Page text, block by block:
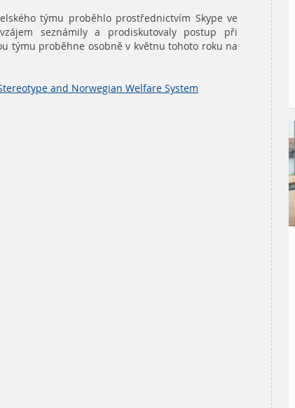
týmu proběhlo prostřednictvím Skype ve
seznámily a prodiskutovaly postup při
týmu proběhne osobně v květnu tohoto roku na
and Norwegian Welfare System